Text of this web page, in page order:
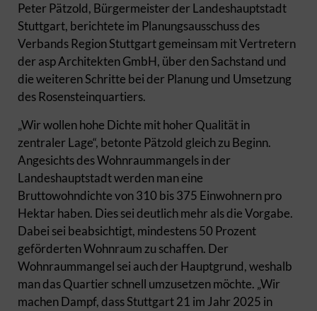
Peter Pätzold, Bürgermeister der Landeshauptstadt
Stuttgart, berichtete im Planungsausschuss des
Verbands Region Stuttgart gemeinsam mit Vertretern
der asp Architekten GmbH, über den Sachstand und
die weiteren Schritte bei der Planung und Umsetzung
des Rosensteinquartiers.
„Wir wollen hohe Dichte mit hoher Qualität in
zentraler Lage“, betonte Pätzold gleich zu Beginn.
Angesichts des Wohnraummangels in der
Landeshauptstadt werden man eine
Bruttowohndichte von 310 bis 375 Einwohnern pro
Hektar haben. Dies sei deutlich mehr als die Vorgabe.
Dabei sei beabsichtigt, mindestens 50 Prozent
geförderten Wohnraum zu schaffen. Der
Wohnraummangel sei auch der Hauptgrund, weshalb
man das Quartier schnell umzusetzen möchte. „Wir
machen Dampf, dass Stuttgart 21 im Jahr 2025 in